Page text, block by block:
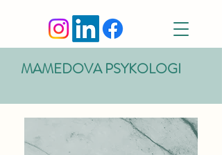
MAMEDOVA PSYKOLOGI